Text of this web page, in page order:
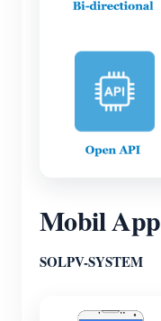
Mobil App
SOLPV-SYSTEM